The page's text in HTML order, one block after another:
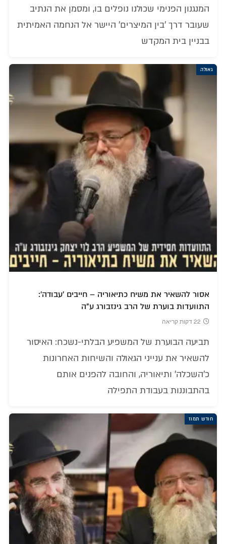
המנגנון הפנימי שכולנו נופלים בו, ומסמן את הנתיב
שעובר דרך 'בין המיצרים' היישר אל הנחמה האמיתית
בבניין בית המקדש
גאולה
אסור להשאיר את משיח כתיאוריה – חייבים 'עבודה':
התוועדות בוערת של הרב גינזבורג ע"ה
22 דקות קריאה
תביעה הבוערת של המשפיע הבלתי-נשכח: האיסור
להשאיר את ענייני הגאולה והשיחות האחרונות
כ'השכלה' ותיאוריה, והחובה להפנים אותם
בהתבוננות בעבודת התפילה
חודש תמוז